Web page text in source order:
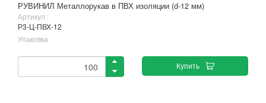
РУВИНИЛ Металлорукав в ПВХ изоляции (d-12 мм)
Артикул :
Р3-Ц-ПВХ-12
Упаковка
Купить